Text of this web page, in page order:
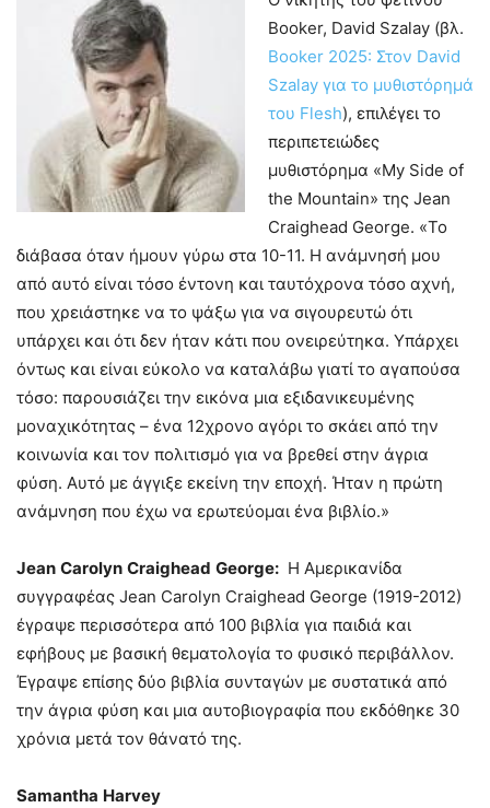
Booker, David Szalay (βλ.
Booker 2025: Στον David
Szalay για το μυθιστόρημά
του Flesh), επιλέγει το
περιπετειώδες
μυθιστόρημα «My Side of
the Mountain» της Jean
Craighead George. «Το
διάβασα όταν ήμουν γύρω στα 10-11. Η ανάμνησή μου
από αυτό είναι τόσο έντονη και ταυτόχρονα τόσο αχνή,
που χρειάστηκε να το ψάξω για να σιγουρευτώ ότι
υπάρχει και ότι δεν ήταν κάτι που ονειρεύτηκα. Υπάρχει
όντως και είναι εύκολο να καταλάβω γιατί το αγαπούσα
τόσο: παρουσιάζει την εικόνα μια εξιδανικευμένης
μοναχικότητας – ένα 12χρονο αγόρι το σκάει από την
κοινωνία και τον πολιτισμό για να βρεθεί στην άγρια
φύση. Αυτό με άγγιξε εκείνη την εποχή. Ήταν η πρώτη
ανάμνηση που έχω να ερωτεύομαι ένα βιβλίο.»
Jean Carolyn Craighead George: Η Αμερικανίδα
συγγραφέας Jean Carolyn Craighead George (1919-2012)
έγραψε περισσότερα από 100 βιβλία για παιδιά και
εφήβους με βασική θεματολογία το φυσικό περιβάλλον.
Έγραψε επίσης δύο βιβλία συνταγών με συστατικά από
την άγρια φύση και μια αυτοβιογραφία που εκδόθηκε 30
χρόνια μετά τον θάνατό της.
Samantha Harvey